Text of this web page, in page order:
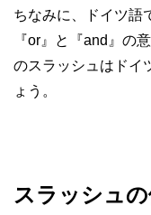
ちなみに、ドイツ語
『or』と『and』の
のスラッシュはドイ
ょう。
スラッシュ